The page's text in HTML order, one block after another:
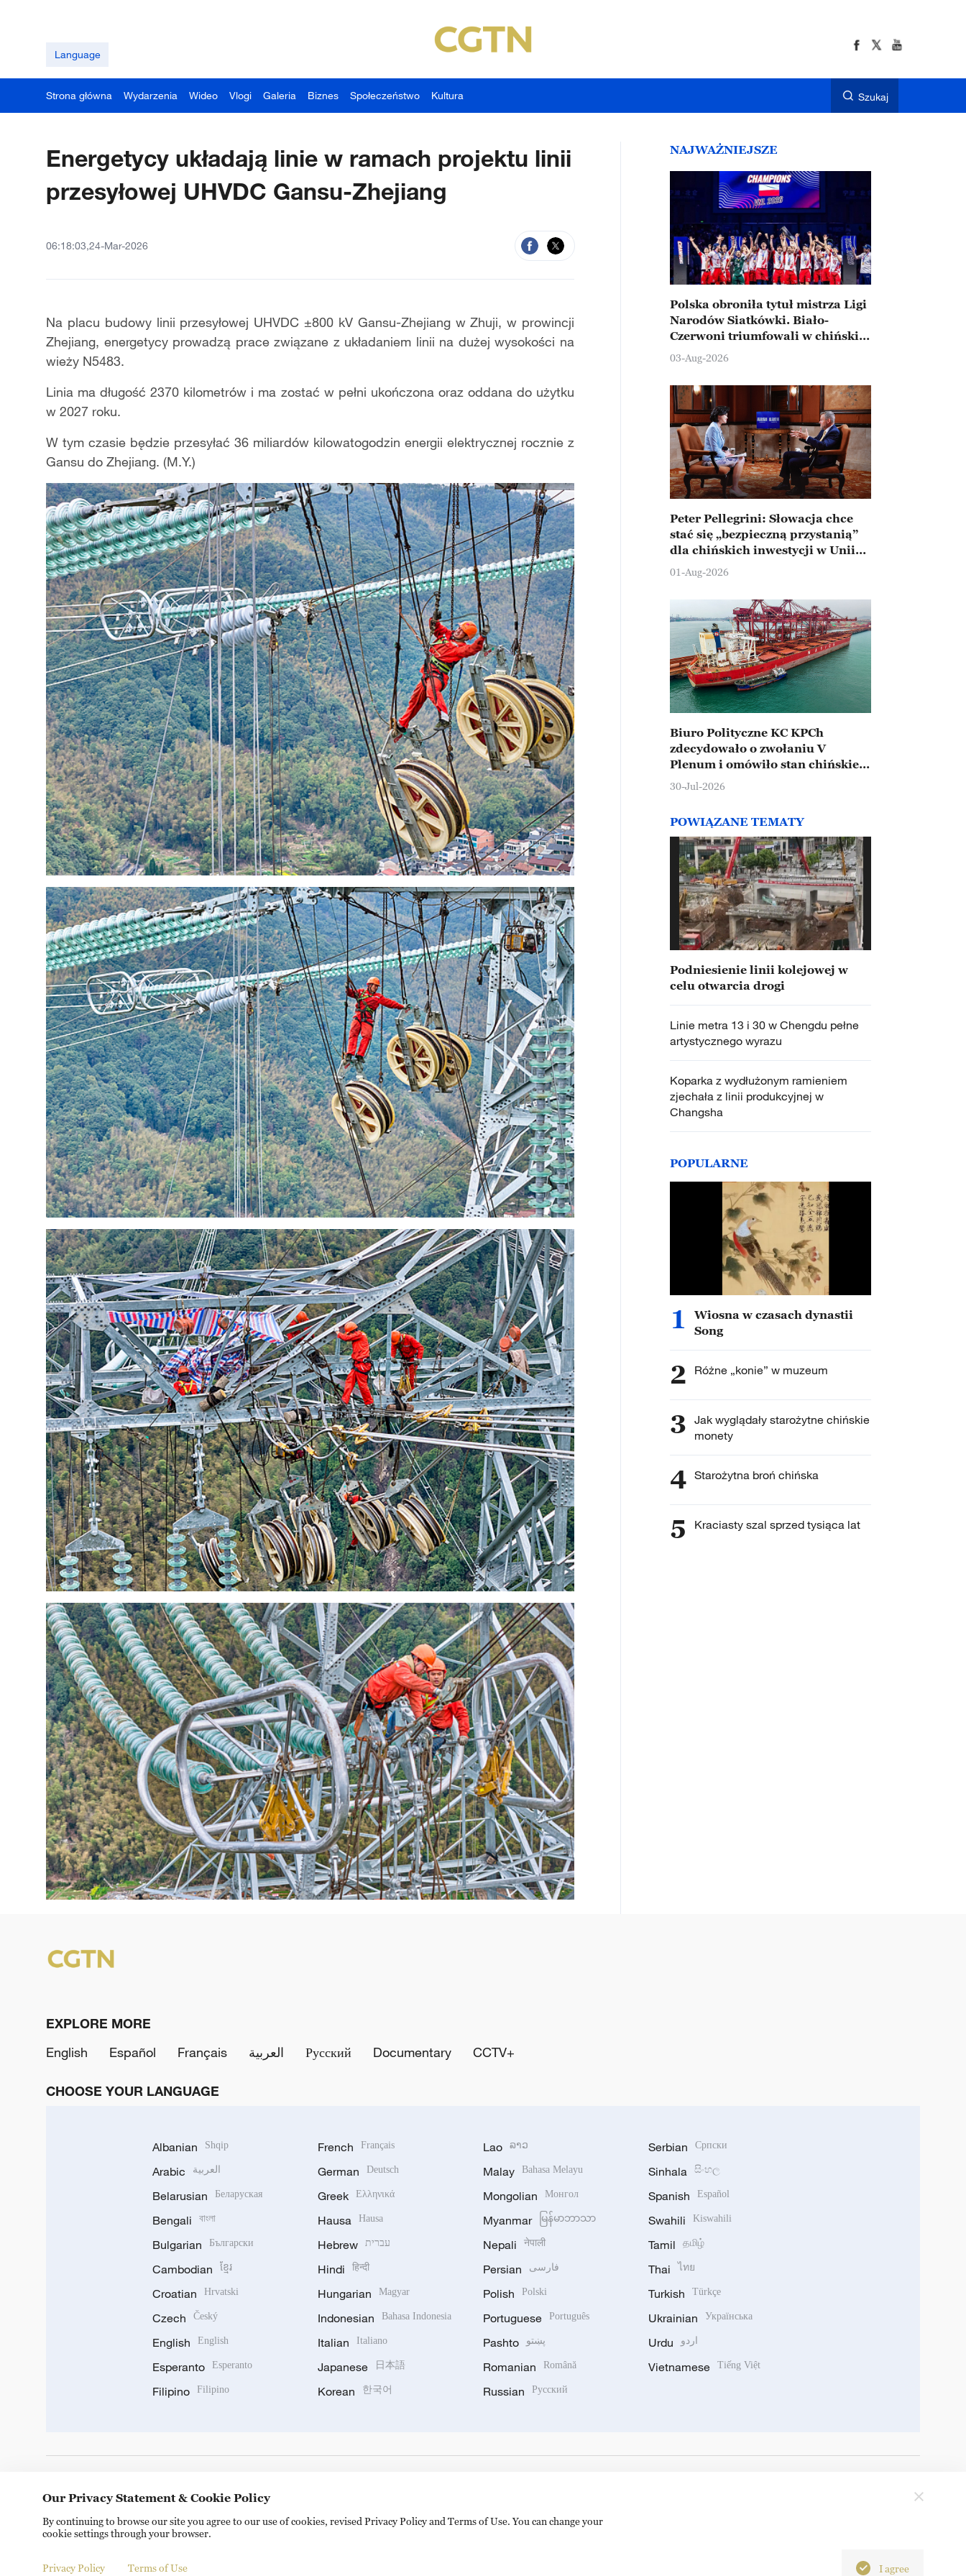
Language
Strona główna Wydarzenia Wideo Vlogi Galeria Biznes Społeczeństwo Kultura Szukaj
Energetycy układają linie w ramach projektu linii
przesyłowej UHVDC Gansu-Zhejiang
06:18:03,24-Mar-2026
Na placu budowy linii przesyłowej UHVDC ±800 kV Gansu-Zhejiang w Zhuji, w prowincji
Zhejiang, energetycy prowadzą prace związane z układaniem linii na dużej wysokości na
wieży N5483.
Linia ma długość 2370 kilometrów i ma zostać w pełni ukończona oraz oddana do użytku
w 2027 roku.
W tym czasie będzie przesyłać 36 miliardów kilowatogodzin energii elektrycznej rocznie z
Gansu do Zhejiang. (M.Y.)
NAJWAŻNIEJSZE
Polska obroniła tytuł mistrza Ligi
Narodów Siatkówki. Biało-
Czerwoni triumfowali w chińskim
Ningbo
03-Aug-2026
Peter Pellegrini: Słowacja chce
stać się „bezpieczną przystanią”
dla chińskich inwestycji w Unii
Europejskiej
01-Aug-2026
Biuro Polityczne KC KPCh
zdecydowało o zwołaniu V
Plenum i omówiło stan chińskiej
gospodarki
30-Jul-2026
POWIĄZANE TEMATY
Podniesienie linii kolejowej w
celu otwarcia drogi
Linie metra 13 i 30 w Chengdu pełne
artystycznego wyrazu
Koparka z wydłużonym ramieniem
zjechała z linii produkcyjnej w
Changsha
POPULARNE
1
Wiosna w czasach dynastii
Song
2 Różne „konie” w muzeum
3 Jak wyglądały starożytne chińskie
monety
4 Starożytna broń chińska
5 Kraciasty szal sprzed tysiąca lat
EXPLORE MORE
English
Español Français العربية Русский Documentary CCTV+
CHOOSE YOUR LANGUAGE
Albanian Shqip
Arabic العربية
Belarusian Беларуская
Bengali বাংলা
Bulgarian Български
Cambodian ខ្មែរ
Croatian Hrvatski
Czech Český
English English
Esperanto Esperanto
Filipino Filipino
French Français
German Deutsch
Greek Ελληνικά
Hausa Hausa
Hebrew עברית
Hindi हिन्दी
Hungarian Magyar
Indonesian Bahasa Indonesia
Italian Italiano
Japanese 日本語
Korean 한국어
Lao ລາວ
Malay Bahasa Melayu
Mongolian Монгол
Myanmar မြန်မာဘာသာ
Nepali नेपाली
Persian فارسی
Polish Polski
Portuguese Português
Pashto پښتو
Romanian Română
Russian Русский
Serbian Српски
Sinhala සිංහල
Spanish Español
Swahili Kiswahili
Tamil தமிழ்
Thai ไทย
Turkish Türkçe
Ukrainian Українська
Urdu اردو
Vietnamese Tiếng Việt
Copyright © 2024 CGTN. 京ICP备20000184号
Our Privacy Statement & Cookie Policy
By continuing to browse our site you agree to our use of cookies, revised Privacy Policy and Terms of Use. You can change your
cookie settings through your browser.
Privacy Policy Terms of Use I agree